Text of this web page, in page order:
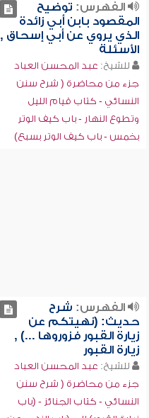
الفهرس: توضيح
المقصود بابن أبي زائدة
الذي يروي عن أبي إسحاق ,
الأسئلة
للشيخ: عبد المحسن العباد
جزء من محاضرة ( شرح سنن
النسائي - كتاب قيام الليل
وتطوع النهار - باب كيف الوتر
بخمس - باب كيف الوتر بسبع)
الفهرس: شرح
حديث: (نهيتكم عن
زيارة القبور فزوروها ...) ,
زيارة القبور
للشيخ: عبد المحسن العباد
جزء من محاضرة ( شرح سنن
النسائي - كتاب الجنائز - (باب